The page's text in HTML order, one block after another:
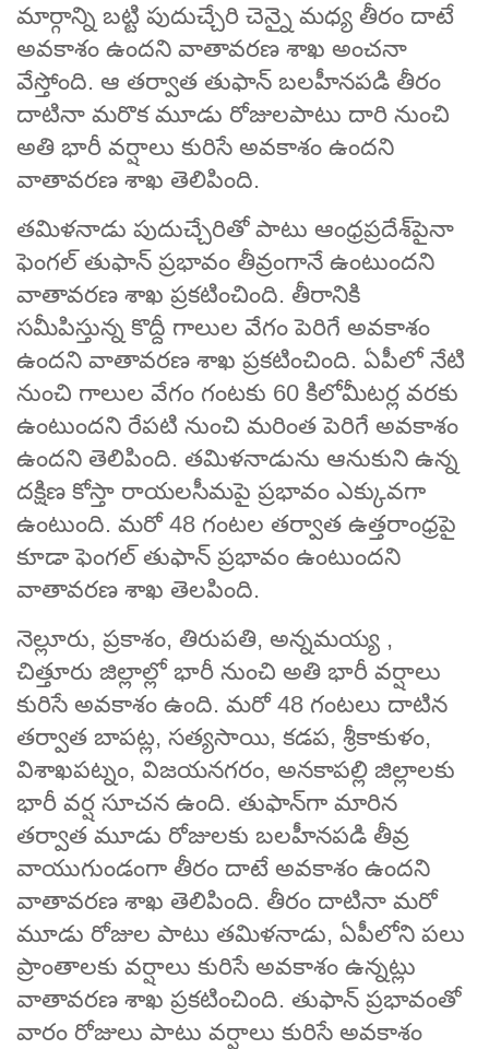
మార్గాన్ని బట్టి పుదుచ్చేరి చెన్నై మధ్య తీరం దాటే
అవకాశం ఉందని వాతావరణ శాఖ అంచనా
వేస్తోంది. ఆ తర్వాత తుఫాన్ బలహీనపడి తీరం
దాటినా మరొక మూడు రోజులపాటు దారి నుంచి
అతి భారీ వర్షాలు కురిసే అవకాశం ఉందని
వాతావరణ శాఖ తెలిపింది.
తమిళనాడు పుదుచ్చేరితో పాటు ఆంధ్రప్రదేశ్‌పైనా
ఫెంగల్ తుఫాన్ ప్రభావం తీవ్రంగానే ఉంటుందని
వాతావరణ శాఖ ప్రకటించింది. తీరానికి
సమీపిస్తున్న కొద్దీ గాలుల వేగం పెరిగే అవకాశం
ఉందని వాతావరణ శాఖ ప్రకటించింది. ఏపీలో నేటి
నుంచి గాలుల వేగం గంటకు 60 కిలోమీటర్ల వరకు
ఉంటుందని రేపటి నుంచి మరింత పెరిగే అవకాశం
ఉందని తెలిపింది. తమిళనాడును ఆనుకుని ఉన్న
దక్షిణ కోస్తా రాయలసీమపై ప్రభావం ఎక్కువగా
ఉంటుంది. మరో 48 గంటల తర్వాత ఉత్తరాంధ్రపై
కూడా ఫెంగల్ తుఫాన్ ప్రభావం ఉంటుందని
వాతావరణ శాఖ తెలపింది.
నెల్లూరు, ప్రకాశం, తిరుపతి, అన్నమయ్య ,
చిత్తూరు జిల్లాల్లో భారీ నుంచి అతి భారీ వర్షాలు
కురిసే అవకాశం ఉంది. మరో 48 గంటలు దాటిన
తర్వాత బాపట్ల, సత్యసాయి, కడప, శ్రీకాకుళం,
విశాఖపట్నం, విజయనగరం, అనకాపల్లి జిల్లాలకు
భారీ వర్ష సూచన ఉంది. తుఫాన్‌గా మారిన
తర్వాత మూడు రోజులకు బలహీనపడి తీవ్ర
వాయుగుండంగా తీరం దాటే అవకాశం ఉందని
వాతావరణ శాఖ తెలిపింది. తీరం దాటినా మరో
మూడు రోజుల పాటు తమిళనాడు, ఏపీలోని పలు
ప్రాంతాలకు వర్షాలు కురిసే అవకాశం ఉన్నట్లు
వాతావరణ శాఖ ప్రకటించింది. తుఫాన్ ప్రభావంతో
వారం రోజులు పాటు వర్షాలు కురిసే అవకాశం